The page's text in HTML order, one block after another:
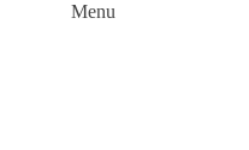
Menu